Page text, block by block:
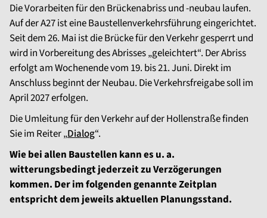
Die Vorarbeiten für den Brückenabriss und -neubau laufen.
Auf der A27 ist eine Baustellenverkehrsführung eingerichtet.
Seit dem 26. Mai ist die Brücke für den Verkehr gesperrt und
wird in Vorbereitung des Abrisses „geleichtert“. Der Abriss
erfolgt am Wochenende vom 19. bis 21. Juni. Direkt im
Anschluss beginnt der Neubau. Die Verkehrsfreigabe soll im
April 2027 erfolgen.
Die Umleitung für den Verkehr auf der Hollenstraße finden
Sie im Reiter „Dialog“.
Wie bei allen Baustellen kann es u. a.
witterungsbedingt jederzeit zu Verzögerungen
kommen. Der im folgenden genannte Zeitplan
entspricht dem jeweils aktuellen Planungsstand.